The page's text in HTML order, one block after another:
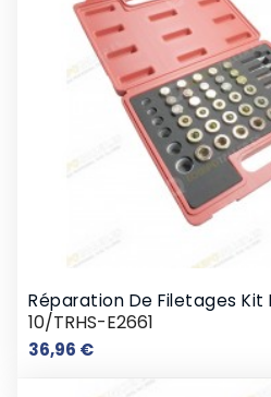
Réparation De Filetages
10/TRHS-E2661
36,96 €Prix